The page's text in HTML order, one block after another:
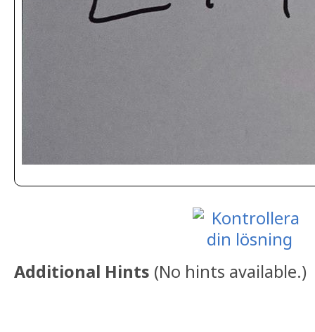
Additional Hints (No hints available.)